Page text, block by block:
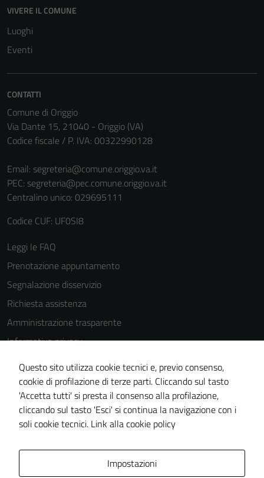
VIVERE IL COMUNE
Luoghi
Eventi
CONTATTI
Comune di Origgio
Via Dante 15, 21040 - Origgio (VA)
Codice fiscale / P. IVA: 00322990128
Email: segreteria@comune.origgio.va.it
PEC: segreteria@pec.comune.origgio.va.it
Centralino unico: 029695111
Codice CUF: UF0SI8
Leggi le FAQ
Prenotazione appuntamento
Segnalazione disservizio
Richiesta assistenza
Amministrazione trasparente
Informativa privacy
Cookie Policy
Note legali
Dichiarazione di accessibilità
Piano di miglioramento del sito
Questo sito utilizza cookie tecnici e, previo consenso,
cookie di profilazione di terze parti. Cliccando sul tasto
'Accetta tutti' si presta il consenso alla profilazione,
cliccando sul tasto 'Esci' si continua la navigazione con i
soli cookie tecnici. Link alla cookie policy
Impostazioni
Questi cookie
per il
funzionamento